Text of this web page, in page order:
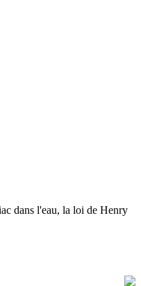
dans l'eau, la loi de Henry